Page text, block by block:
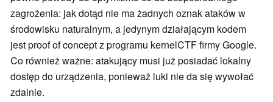
zagrożenia: jak dotąd nie ma żadnych oznak ataków w
środowisku naturalnym, a jedynym działającym kodem
jest proof of concept z programu kernelCTF firmy Google.
Co również ważne: atakujący musi już posiadać lokalny
dostęp do urządzenia, ponieważ luki nie da się wywołać
zdalnie.